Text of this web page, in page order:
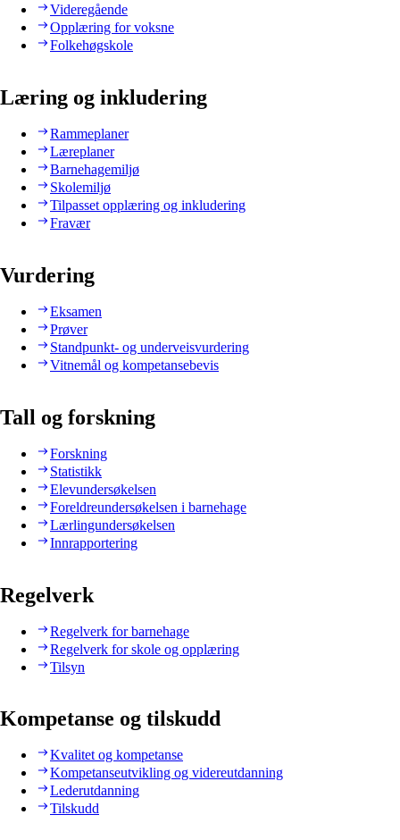
Videregående
Opplæring for voksne
Folkehøgskole
Læring og inkludering
Rammeplaner
Læreplaner
Barnehagemiljø
Skolemiljø
Tilpasset opplæring og inkludering
Fravær
Vurdering
Eksamen
Prøver
Standpunkt- og underveisvurdering
Vitnemål og kompetansebevis
Tall og forskning
Forskning
Statistikk
Elevundersøkelsen
Foreldreundersøkelsen i barnehage
Lærlingundersøkelsen
Innrapportering
Regelverk
Regelverk for barnehage
Regelverk for skole og opplæring
Tilsyn
Kompetanse og tilskudd
Kvalitet og kompetanse
Kompetanseutvikling og videreutdanning
Lederutdanning
Tilskudd